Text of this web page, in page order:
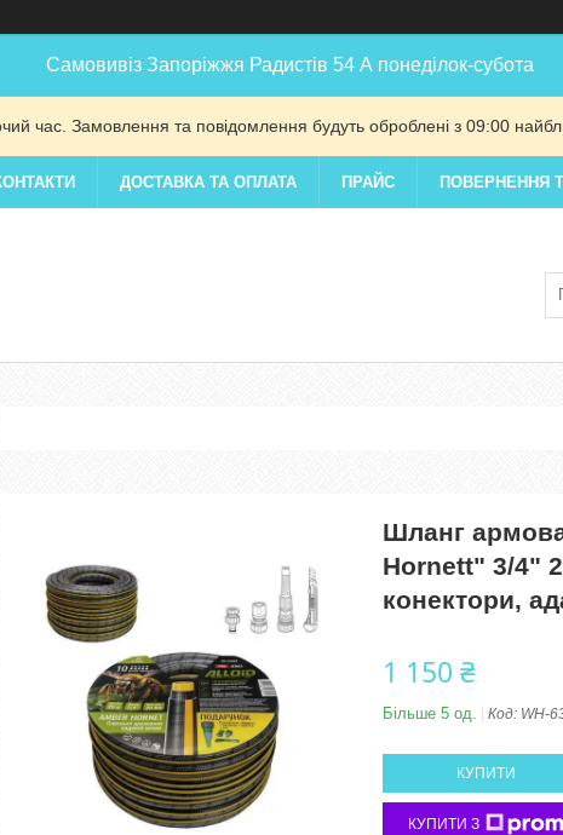
Самовивіз Запоріжжя Радистів 54 А понеділок-субота
час. Замовлення та повідомлення будуть оброблені з 09:00
ДОСТАВКА ТА ОПЛАТА ПРАЙС ПОВЕРНЕННЯ
Шланг
Hornett" 3/4"
конектори,
1 150 ₴
Більше 5 од. Код: WH-
КУПИТИ
КУПИТИ З